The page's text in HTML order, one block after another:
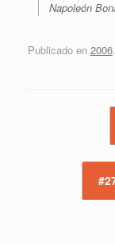
Napoleón
Publicado en 2006.